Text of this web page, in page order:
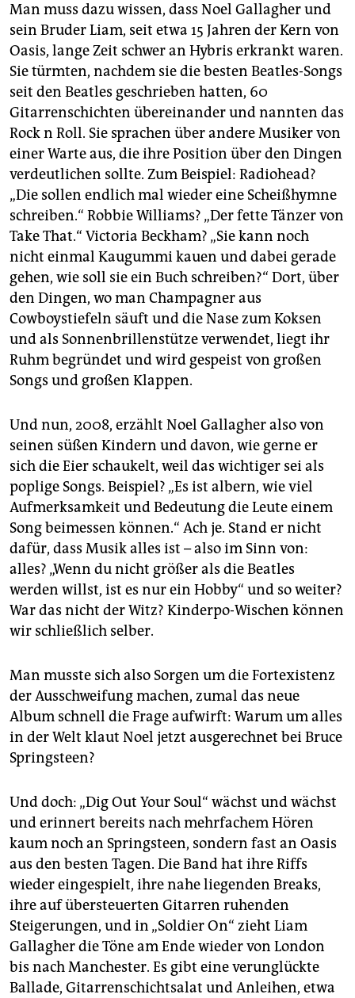
Man muss dazu wissen, dass Noel Gallagher und
sein Bruder Liam, seit etwa 15 Jahren der Kern von
Oasis, lange Zeit schwer an Hybris erkrankt waren.
Sie türmten, nachdem sie die besten Beatles-Songs
seit den Beatles geschrieben hatten, 60
Gitarrenschichten übereinander und nannten das
Rock n Roll. Sie sprachen über andere Musiker von
einer Warte aus, die ihre Position über den Dingen
verdeutlichen sollte. Zum Beispiel: Radiohead?
„Die sollen endlich mal wieder eine Scheißhymne
schreiben.“ Robbie Williams? „Der fette Tänzer von
Take That.“ Victoria Beckham? „Sie kann noch
nicht einmal Kaugummi kauen und dabei gerade
gehen, wie soll sie ein Buch schreiben?“ Dort, über
den Dingen, wo man Champagner aus
Cowboystiefeln säuft und die Nase zum Koksen
und als Sonnenbrillenstütze verwendet, liegt ihr
Ruhm begründet und wird gespeist von großen
Songs und großen Klappen.
Und nun, 2008, erzählt Noel Gallagher also von
seinen süßen Kindern und davon, wie gerne er
sich die Eier schaukelt, weil das wichtiger sei als
poplige Songs. Beispiel? „Es ist albern, wie viel
Aufmerksamkeit und Bedeutung die Leute einem
Song beimessen können.“ Ach je. Stand er nicht
dafür, dass Musik alles ist – also im Sinn von:
alles? „Wenn du nicht größer als die Beatles
werden willst, ist es nur ein Hobby“ und so weiter?
War das nicht der Witz? Kinderpo-Wischen können
wir schließlich selber.
Man musste sich also Sorgen um die Fortexistenz
der Ausschweifung machen, zumal das neue
Album schnell die Frage aufwirft: Warum um alles
in der Welt klaut Noel jetzt ausgerechnet bei Bruce
Springsteen?
Und doch: „Dig Out Your Soul“ wächst und wächst
und erinnert bereits nach mehrfachem Hören
kaum noch an Springsteen, sondern fast an Oasis
aus den besten Tagen. Die Band hat ihre Riffs
wieder eingespielt, ihre nahe liegenden Breaks,
ihre auf übersteuerten Gitarren ruhenden
Steigerungen, und in „Soldier On“ zieht Liam
Gallagher die Töne am Ende wieder von London
bis nach Manchester. Es gibt eine verunglückte
Ballade, Gitarrenschichtsalat und Anleihen, etwa